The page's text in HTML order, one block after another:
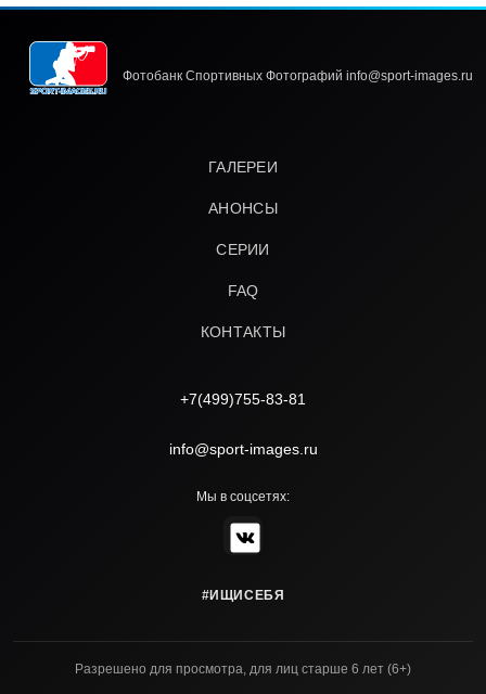
Фотобанк Спортивных Фотографий info@sport-images.ru
ГАЛЕРЕИ
АНОНСЫ
СЕРИИ
FAQ
КОНТАКТЫ
+7(499)755-83-81
info@sport-images.ru
Мы в соцсетях:
#ИЩИСЕБЯ
Разрешено для просмотра, для лиц старше 6 лет (6+)